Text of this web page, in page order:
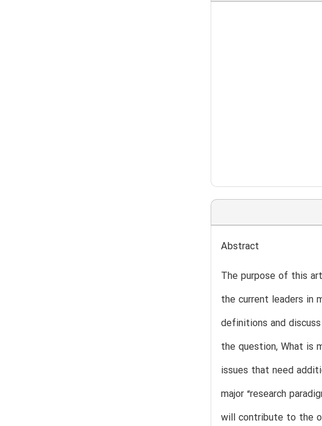
Abstract
The purpose of this
the current leaders in
definitions and
the question, What is
issues that need
major “research
will contribute to the